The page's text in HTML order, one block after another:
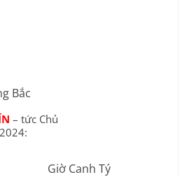
Bắc
– tức Chủ
Giờ Canh Tý